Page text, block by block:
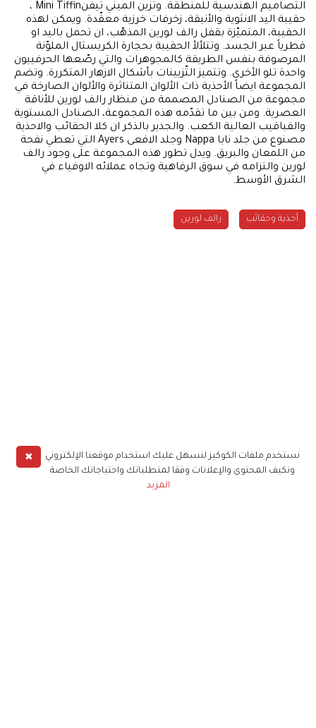
التصاميم الهندسية للمنطقة. وتزين الميني تيفنMini Tiffin ،
حقيبة اليد الانثوية والأنيقة، زخرفات خرزية معقّدة. ويمكن لهذه
الحقيبة، المتميّزة بقفل رالف لورين المذهّب، ان تحمل باليد او
قطرياً عبر الجسد. وتتلألأ الحقيبة بحجارة الكريستال الملوّنة
المرصوفة بنفس الطريقة كالمجوهرات والتي رصّعها الحرفييون
واحدة تلو الأخرى. وتتميز التّزيينات بأشكال الازهار المتكررة. وتضم
المجموعة ايضاً الأحذية ذات الألوان المتناثرة والألوان الصارخة في
مجموعة من الصنادل المصممة من منظار رالف لورين للأناقة
العصرية. ومن بين ما تقدّمه هذه المجموعة، الصنادل المستوية
والقباقيب العالية الكعب. والجدير بالذكر ان كلا الحقائب والاحذية
مصنوع من جلد نابا Nappa وجلد الافعى Ayers التي تعطي نفحة
من اللمعان والبريق. ويدل تطور هذه المجموعة على وجود رالف
لورين والتزامه في سوق الرفاهية وتجاه عملائه الاوفياء في
الشرق الأوسط.
أحذية وحقائب رالف لورين
✖
نستخدم ملفات الكوكيز لنسهل عليك استخدام موقعنا الإلكتروني
ونكيف المحتوى والإعلانات وفقا لمتطلباتك واحتياجاتك الخاصة
المزيد